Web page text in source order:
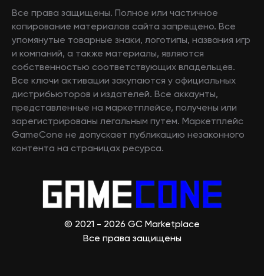
Все права защищены. Полное или частичное
копирование материалов сайта запрещено. Все
упомянутые товарные знаки, логотипы, названия игр
и компаний, а также материалы, являются
собственностью соответствующих владельцев.
Все ключи активации закупаются у официальных
дистрибьюторов и издателей. Все аккаунты,
представленные на маркетплейсе, получены или
зарегистрированы легальным путем. Маркетплейс
GameCone не допускает публикацию незаконного
контента на страницах ресурса.
© 2021 - 2026 GC Marketplace
Все права защищены